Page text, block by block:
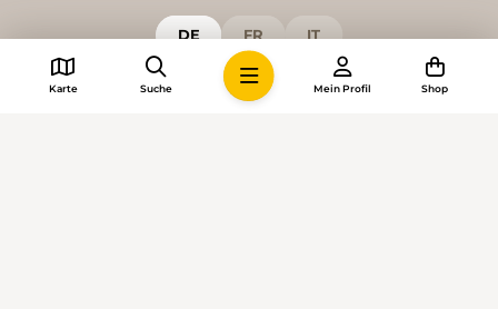
DE FR IT
Karte Suche Mein Profil Shop